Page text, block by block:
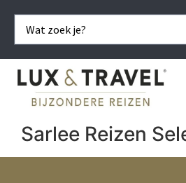
Sarlee Reizen